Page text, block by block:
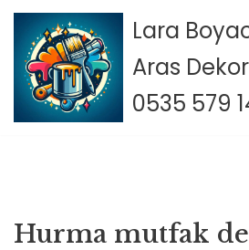
İçeriğe
geç
Lara
Aras
0535 579
Hurma mutfak